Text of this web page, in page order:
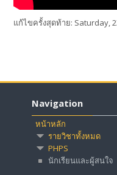
แก้ไขครั้งสุดท้าย: Saturday,
Navigation
หน้าหลัก
รายวิชาทั้งหมด
PHPS
นักเรียนและผู้สนใจ